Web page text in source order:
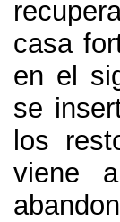
casa
en el
se
los
viene